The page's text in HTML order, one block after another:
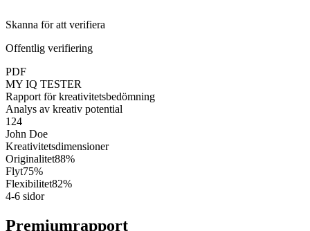
Skanna för att verifiera
Offentlig verifiering
PDF
MY IQ TESTER
Rapport för kreativitetsbedömning
Analys av kreativ potential
124
John Doe
Kreativitetsdimensioner
Originalitet88%
Flyt75%
Flexibilitet82%
4-6 sidor
Premiumrapport